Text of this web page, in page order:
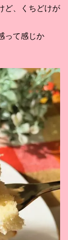
ど、くちどけが
って感じか